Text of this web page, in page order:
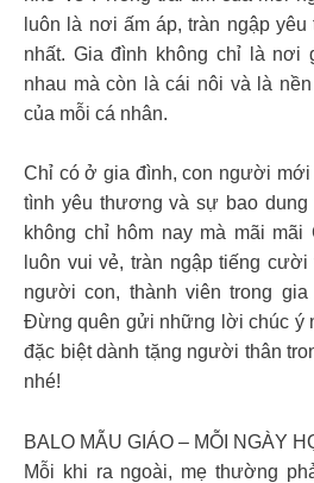
luôn là nơi ấm áp, tràn ngập
nhất. Gia đình không chỉ là nơi
nhau mà còn là cái nôi và là
của mỗi cá nhân.
Chỉ có ở gia đình, con người
tình yêu thương và sự bao dung
không chỉ hôm nay mà mãi mãi
luôn vui vẻ, tràn ngập tiếng
người con, thành viên trong
Đừng quên gửi những lời chúc ý
đặc biệt dành tặng người thân
nhé!
BALO MẪU GIÁO – MỖI NGÀY
Mỗi khi ra ngoài, mẹ thường